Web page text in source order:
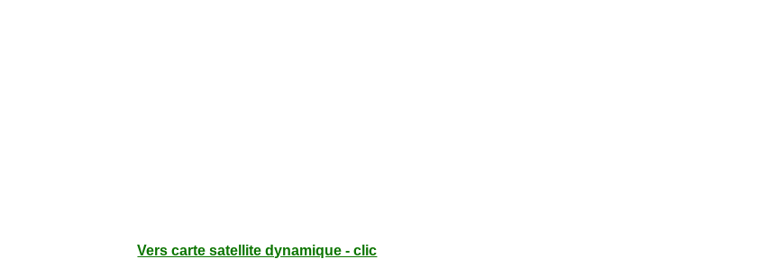
Vers carte satellite dynamique - clic